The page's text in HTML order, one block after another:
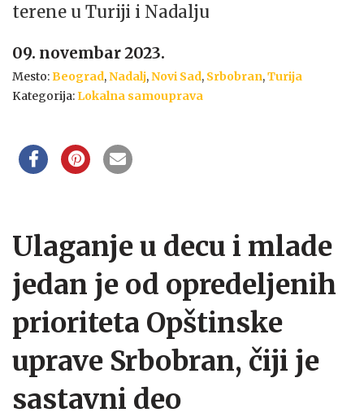
terene u Turiji i Nadalju
09. novembar 2023.
Mesto:Beograd,Nadalj,Novi Sad, Srbobran,Turija
Kategorija: Lokalna samouprava
Ulaganje u decu i mlade
jedan je od opredeljenih
prioriteta Opštinske
uprave Srbobran, čiji je
sastavni deo